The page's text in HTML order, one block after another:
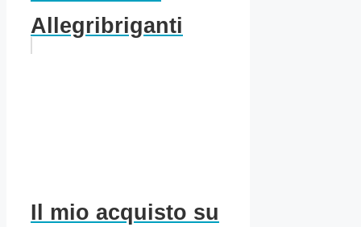
Allegribriganti
Il mio acquisto su